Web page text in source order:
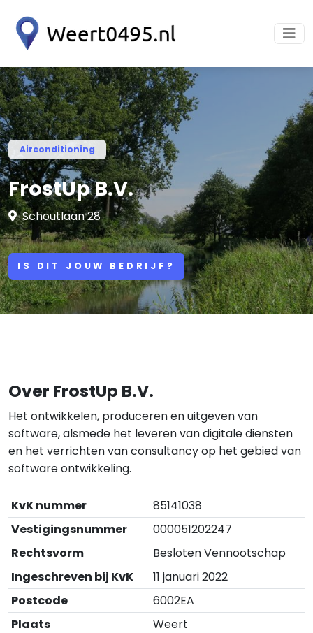
Airconditioning
FrostUp B.V.
Schoutlaan 28
IS DIT JOUW BEDRIJF?
Over FrostUp B.V.
Het ontwikkelen, produceren en uitgeven van
software, alsmede het leveren van digitale diensten
en het verrichten van consultancy op het gebied van
software ontwikkeling.
KvK nummer
85141038
Vestigingsnummer
000051202247
Rechtsvorm
Besloten Vennootschap
Ingeschreven bij KvK
11 januari 2022
Postcode
6002EA
Plaats
Weert